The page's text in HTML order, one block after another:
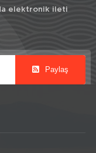
elektronik ileti
Paylaş